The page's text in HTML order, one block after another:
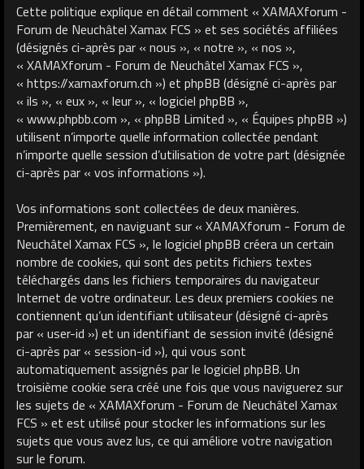
Cette politique explique en détail comment « XAMAXforum -
Forum de Neuchâtel Xamax FCS » et ses sociétés affiliées
(désignés ci-après par « nous », « notre », « nos »,
« XAMAXforum - Forum de Neuchâtel Xamax FCS »,
« https://xamaxforum.ch ») et phpBB (désigné ci-après par
« ils », « eux », « leur », « logiciel phpBB »,
« www.phpbb.com », « phpBB Limited », « Équipes phpBB »)
utilisent n’importe quelle information collectée pendant
n’importe quelle session d’utilisation de votre part (désignée
ci-après par « vos informations »).
Vos informations sont collectées de deux manières.
Premièrement, en naviguant sur « XAMAXforum - Forum de
Neuchâtel Xamax FCS », le logiciel phpBB créera un certain
nombre de cookies, qui sont des petits fichiers textes
téléchargés dans les fichiers temporaires du navigateur
Internet de votre ordinateur. Les deux premiers cookies ne
contiennent qu’un identifiant utilisateur (désigné ci-après
par « user-id ») et un identifiant de session invité (désigné
ci-après par « session-id »), qui vous sont
automatiquement assignés par le logiciel phpBB. Un
troisième cookie sera créé une fois que vous naviguerez sur
les sujets de « XAMAXforum - Forum de Neuchâtel Xamax
FCS » et est utilisé pour stocker les informations sur les
sujets que vous avez lus, ce qui améliore votre navigation
sur le forum.